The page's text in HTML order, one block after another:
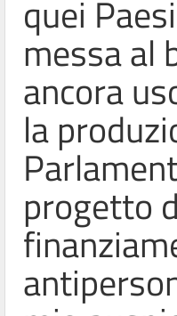
quei
messa al
ancora
la
progetto